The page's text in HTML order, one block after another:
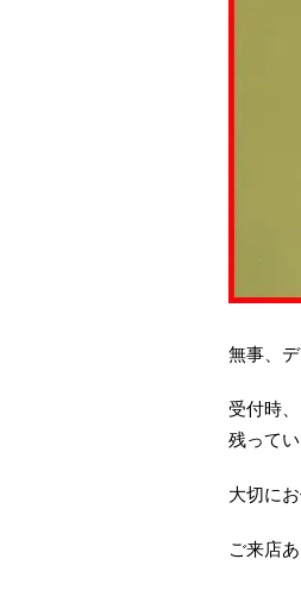
無事、
受付時
残って
大切に
ご来店